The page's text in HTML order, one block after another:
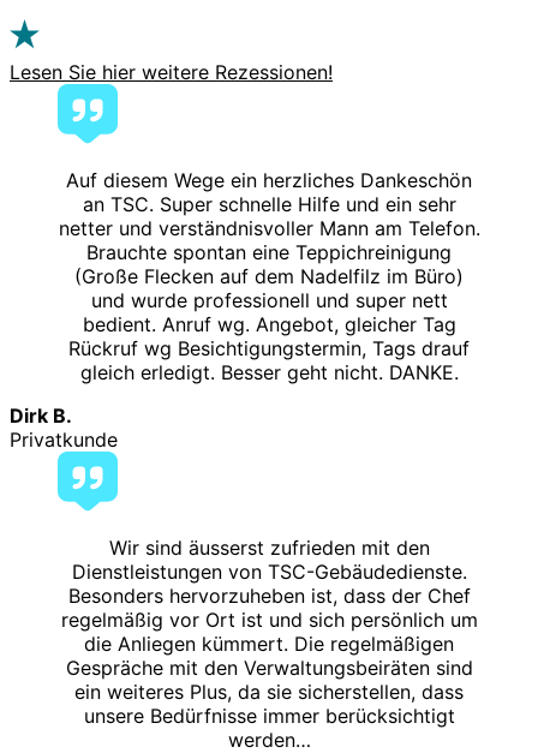
Lesen Sie hier weitere Rezessionen!
Auf diesem Wege ein herzliches Dankeschön
an TSC. Super schnelle Hilfe und ein sehr
netter und verständnisvoller Mann am Telefon.
Brauchte spontan eine Teppichreinigung
(Große Flecken auf dem Nadelfilz im Büro)
und wurde professionell und super nett
bedient. Anruf wg. Angebot, gleicher Tag
Rückruf wg Besichtigungstermin, Tags drauf
gleich erledigt. Besser geht nicht. DANKE.
Dirk B.
Privatkunde
Wir sind äusserst zufrieden mit den
Dienstleistungen von TSC-Gebäudedienste.
Besonders hervorzuheben ist, dass der Chef
regelmäßig vor Ort ist und sich persönlich um
die Anliegen kümmert. Die regelmäßigen
Gespräche mit den Verwaltungsbeiräten sind
ein weiteres Plus, da sie sicherstellen, dass
unsere Bedürfnisse immer berücksichtigt
werden…